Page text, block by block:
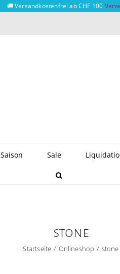
🚚 Versandkostenfrei ab CHF 100
Saison Sale
stone
Startseite Onlineshop stone